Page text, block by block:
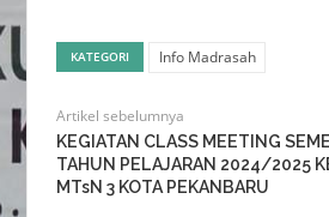
KATEGORI Info Madrasah
Artikel sebelumnya
KEGIATAN CLASS MEETING
TAHUN PELAJARAN 2024/2025
MTsN 3 KOTA PEKANBARU